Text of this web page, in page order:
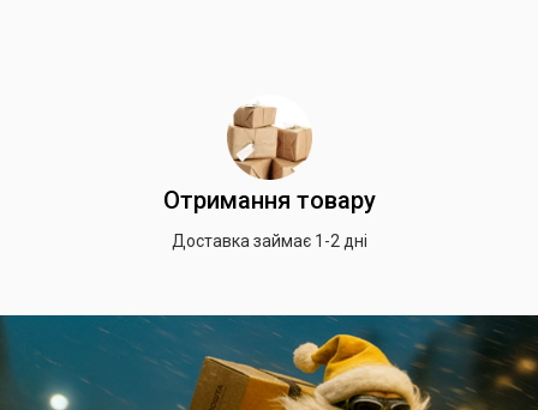
Отримання товару
Доставка займає 1-2 дні